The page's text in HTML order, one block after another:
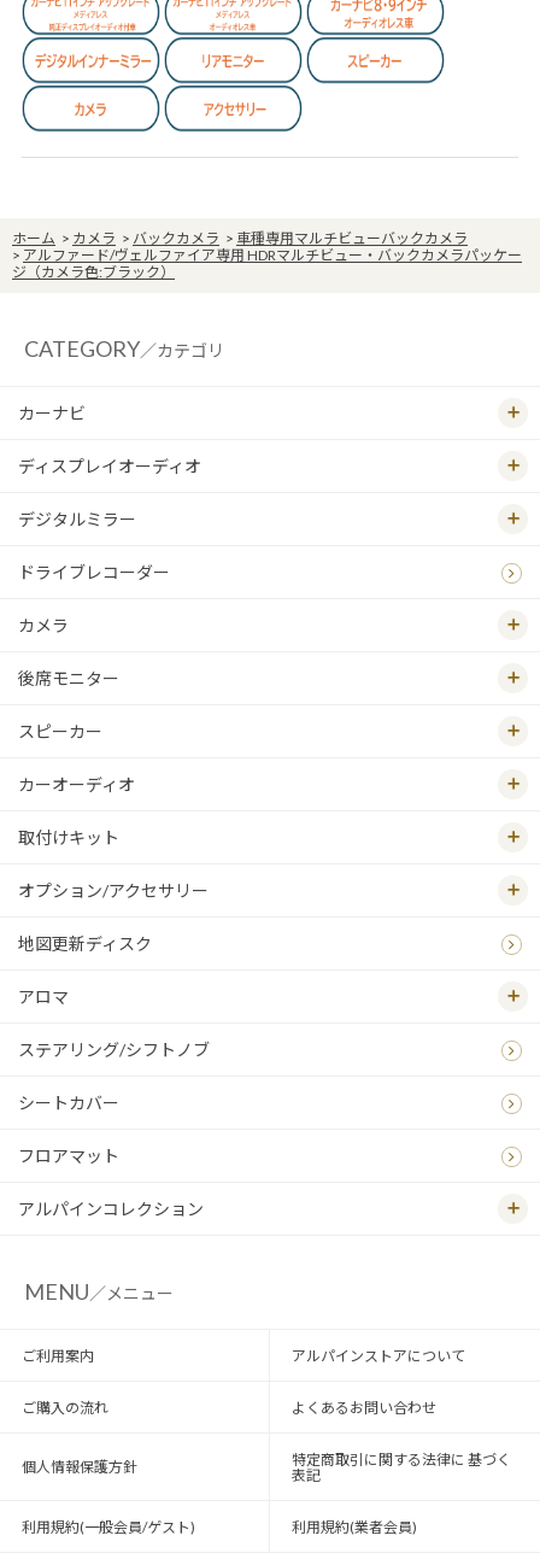
ホーム > カメラ > バックカメラ > 車種専用マルチビューバックカメラ
> アルファード/ヴェルファイア専用 HDRマルチビュー・バックカメラパッケー
ジ（カメラ色:ブラック）
CATEGORY／カテゴリ
カーナビ
ディスプレイオーディオ
デジタルミラー
ドライブレコーダー
カメラ
後席モニター
スピーカー
カーオーディオ
取付けキット
オプション/アクセサリー
地図更新ディスク
アロマ
ステアリング/シフトノブ
シートカバー
フロアマット
アルパインコレクション
MENU／メニュー
ご利用案内 アルパインストアについて
ご購入の流れ よくあるお問い合わせ
個人情報保護方針
特定商取引に関する法律に 基づく
表記
利用規約(一般会員/ゲスト) 利用規約(業者会員)